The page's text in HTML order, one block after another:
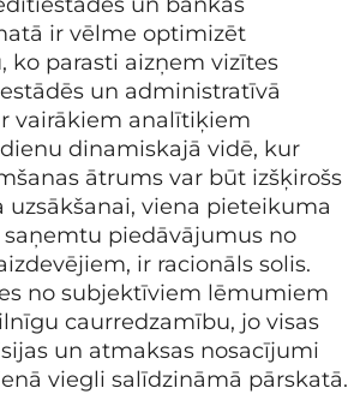
ir vēlme optimizēt
ko parasti aizņem vizītes
un administratīvā
vairākiem analītiķiem
dinamiskajā vidē, kur
ātrums var būt izšķirošs
uzsākšanai, viena pieteikuma
saņemtu piedāvājumus no
ir racionāls solis.
no subjektīviem lēmumiem
caurredzamību, jo visas
un atmaksas nosacījumi
viegli salīdzināmā pārskatā.